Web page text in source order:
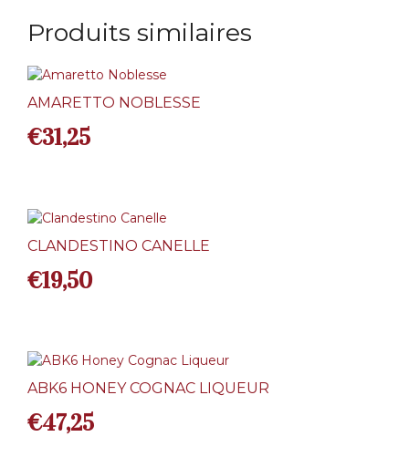
Produits similaires
AMARETTO NOBLESSE
€31,25
CLANDESTINO CANELLE
€19,50
ABK6 HONEY COGNAC LIQUEUR
€47,25